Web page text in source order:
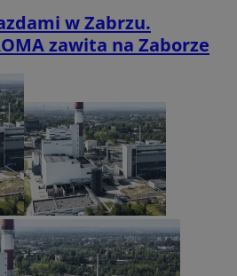
w Zabrzu.
zawita na Zaborze